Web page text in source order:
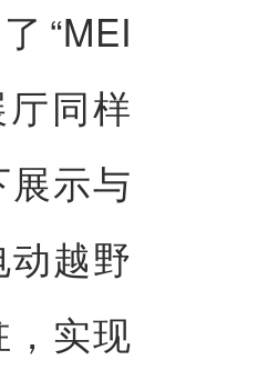
“MEI
同样
示与
越野
实现